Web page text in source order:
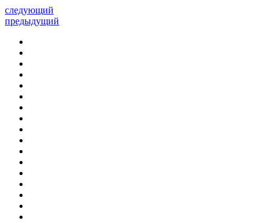
следующий
предыдущий